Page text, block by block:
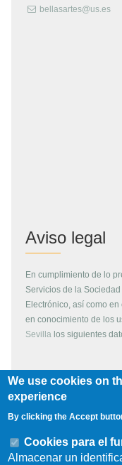
bellasartes@us.es
Aviso legal
En cumplimiento de lo
Servicios de la
Electrónico, así como
en conocimiento de los
Sevilla los siguientes
Copyright
Todos los contenidos
Universidad de Sevilla,
reproducidos libremente
We use cookies on
experience
By clicking the Accept
Cookies para el
Almacenar un